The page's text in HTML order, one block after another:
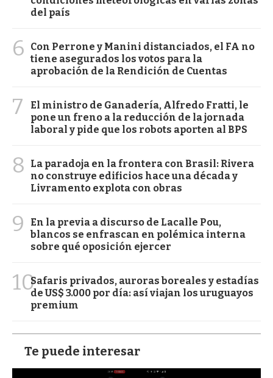
del país
6
Con Perrone y Manini distanciados, el FA no
tiene asegurados los votos para la
aprobación de la Rendición de Cuentas
7
El ministro de Ganadería, Alfredo Fratti, le
pone un freno a la reducción de la jornada
laboral y pide que los robots aporten al BPS
8
La paradoja en la frontera con Brasil: Rivera
no construye edificios hace una década y
Livramento explota con obras
9
En la previa a discurso de Lacalle Pou,
blancos se enfrascan en polémica interna
sobre qué oposición ejercer
10Safaris privados, auroras boreales y estadías
de US$ 3.000 por día: así viajan los uruguayos
premium
Te puede interesar